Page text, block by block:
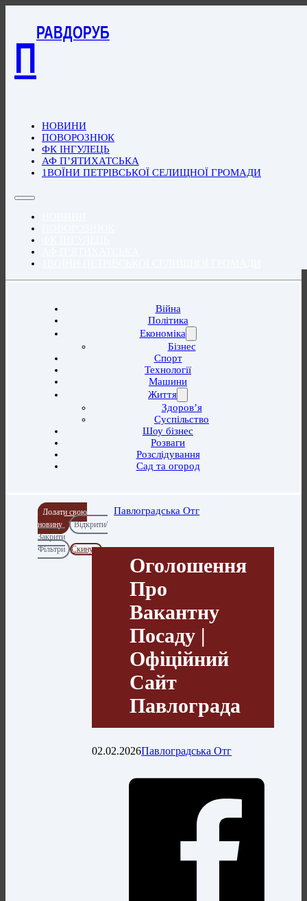
П
РАВДОРУБ
НОВИНИ
ПОВОРОЗНЮК
ФК ІНГУЛЕЦЬ
АФ П’ЯТИХАТСЬКА
1ВОЇНИ ПЕТРІВСЬКОЇ СЕЛИЩНОЇ ГРОМАДИ
Війна
Політика
Економіка
Бізнес
Спорт
Технології
Машини
Життя
Здоров’я
Суспільство
Шоу бізнес
Розваги
Розслідування
Сад та огород
Додати свою
новину
Відкрити/
Закрити
Фільтри
Скинути
Павлоградська Отг
Оголошення
Про
Вакантну
Посаду |
Офіційний
Сайт
Павлограда
02.02.2026Павлоградська Отг